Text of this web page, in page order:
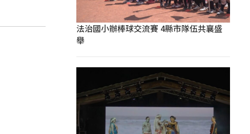
法治國小辦棒球交流賽 4縣市隊伍共襄盛
舉